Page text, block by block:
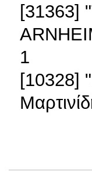
[31363]
1
[10328]